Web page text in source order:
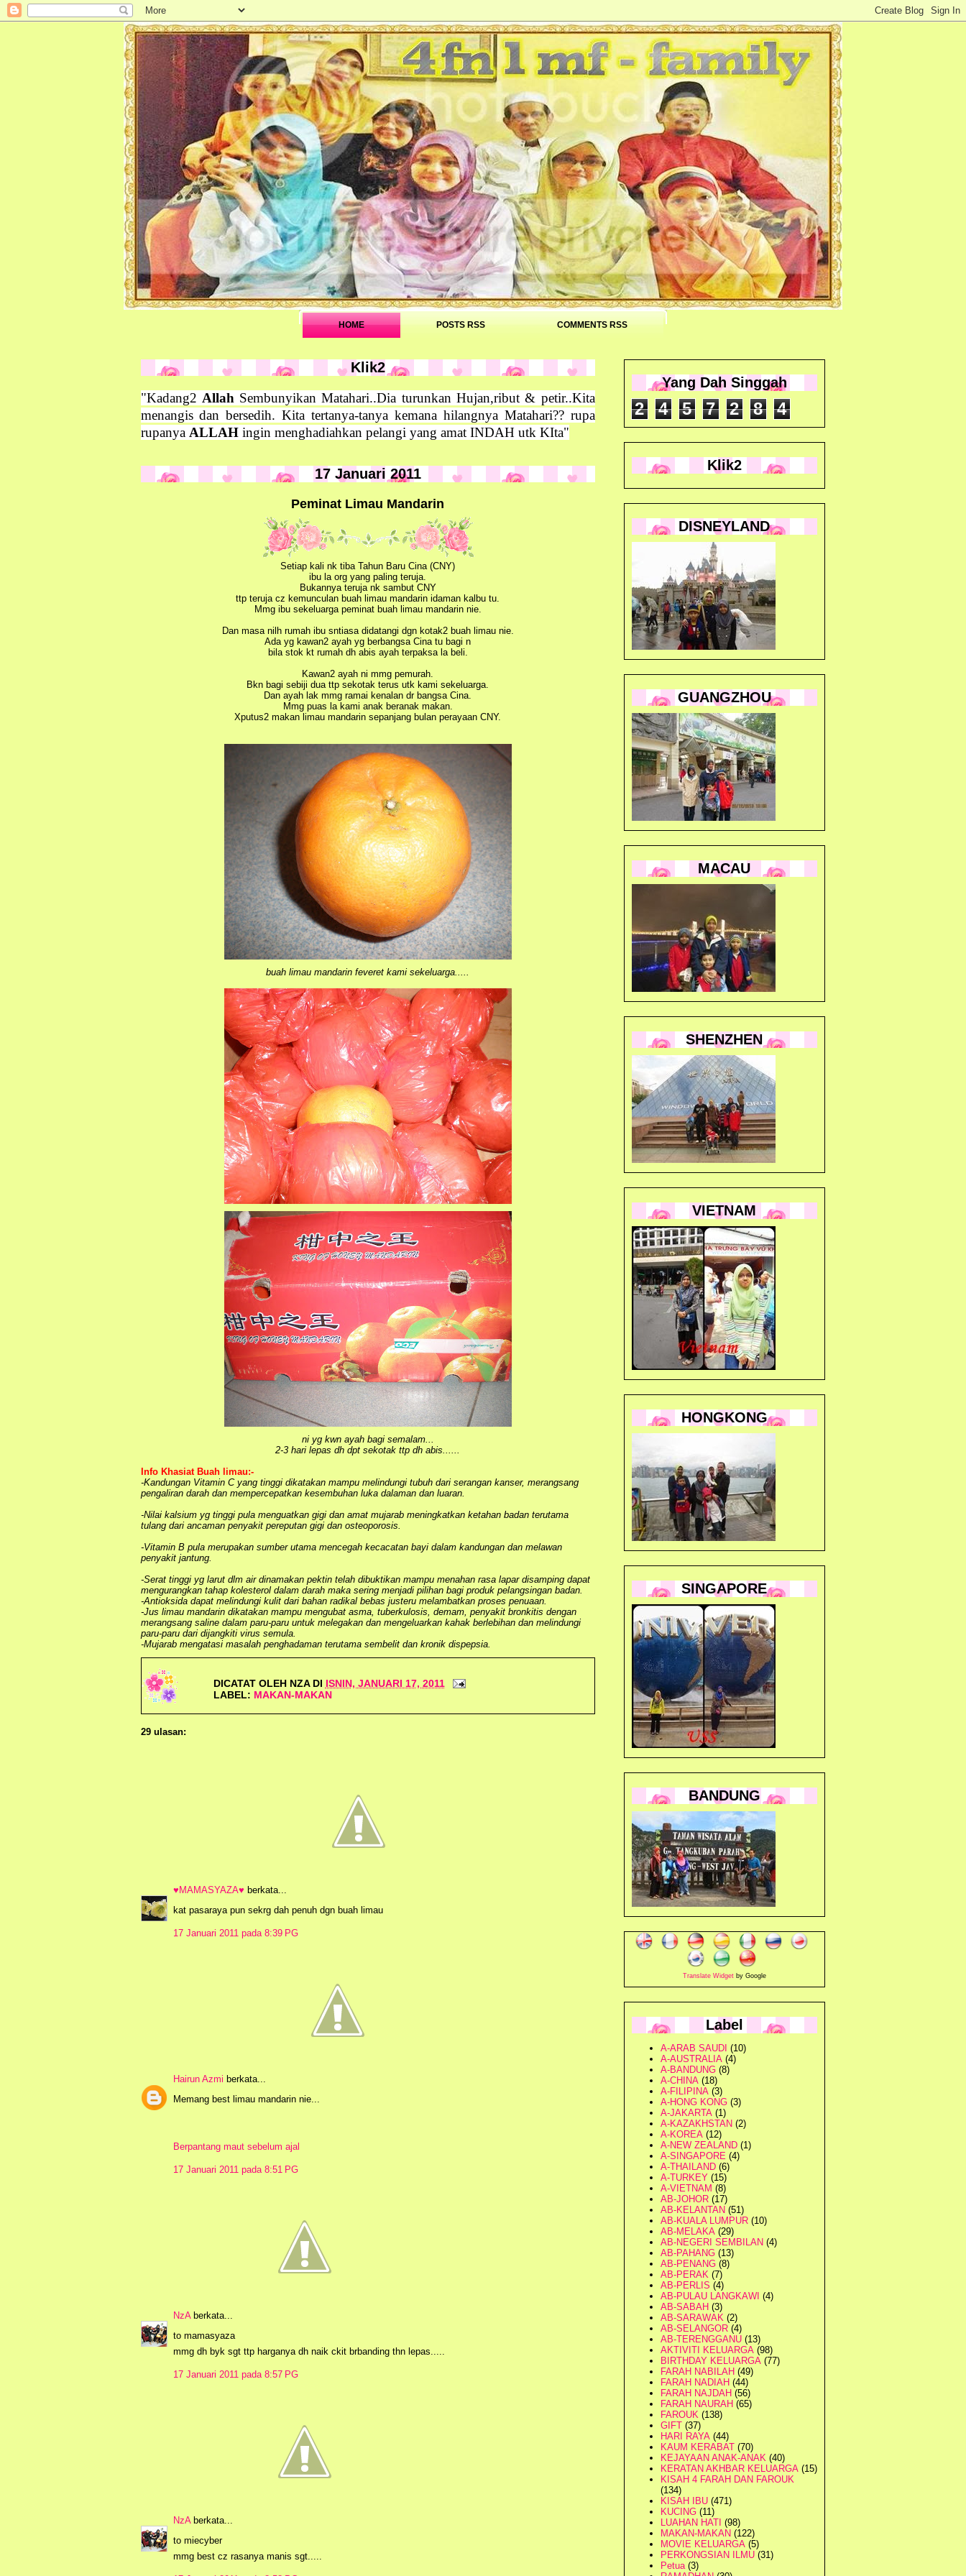
HOME POSTS RSS COMMENTS RSS
Klik2
‎"Kadang2 Allah Sembunyikan Matahari..Dia turunkan Hujan,ribut & petir..Kita
menangis dan bersedih. Kita tertanya-tanya kemana hilangnya Matahari?? rupa
rupanya ALLAHingin menghadiahkan pelangi yang amat INDAH utk KIta"
17 Januari 2011
Peminat Limau Mandarin
Setiap kali nk tiba Tahun Baru Cina (CNY)
ibu la org yang paling teruja.
Bukannya teruja nk sambut CNY
ttp teruja cz kemunculan buah limau mandarin idaman kalbu tu.
Mmg ibu sekeluarga peminat buah limau mandarin nie.
Dan masa nilh rumah ibu sntiasa didatangi dgn kotak2 buah limau nie.
Ada yg kawan2 ayah yg berbangsa Cina tu bagi n
bila stok kt rumah dh abis ayah terpaksa la beli.
Kawan2 ayah ni mmg pemurah.
Bkn bagi sebiji dua ttp sekotak terus utk kami sekeluarga.
Dan ayah lak mmg ramai kenalan dr bangsa Cina.
Mmg puas la kami anak beranak makan.
Xputus2 makan limau mandarin sepanjang bulan perayaan CNY.
buah limau mandarin feveret kami sekeluarga.....
ni yg kwn ayah bagi semalam...
2-3 hari lepas dh dpt sekotak ttp dh abis......
Info Khasiat Buah limau:-
-Kandungan Vitamin C yang tinggi dikatakan mampu melindungi tubuh dari serangan kanser, merangsang
pengaliran darah dan mempercepatkan kesembuhan luka dalaman dan luaran.
-Nilai kalsium yg tinggi pula menguatkan gigi dan amat mujarab meningkatkan ketahan badan terutama
tulang dari ancaman penyakit pereputan gigi dan osteoporosis.
-Vitamin B pula merupakan sumber utama mencegah kecacatan bayi dalam kandungan dan melawan
penyakit jantung.
-Serat tinggi yg larut dlm air dinamakan pektintelah dibuktikan mampu menahan rasa lapar disamping dapat
mengurangkan tahap kolesterol dalam darah maka sering menjadi pilihan bagi produk pelangsingan badan.
-Antioksida dapat melindungi kulit dari bahan radikal bebas justeru melambatkan proses penuaan.
-Jus limau mandarin dikatakan mampu mengubat asma, tuberkulosis, demam, penyakit bronkitis dengan
merangsang salinedalam paru-paru untuk melegakan dan mengeluarkan kahak berlebihan dan melindungi
paru-paru dari dijangkiti virus semula.
-Mujarab mengatasi masalah penghadaman terutama sembelit dan kronik dispepsia.
DICATAT OLEH NZA DI ISNIN, JANUARI 17, 2011
LABEL: MAKAN-MAKAN
29 ulasan:
♥MAMASYAZA♥ berkata...
kat pasaraya pun sekrg dah penuh dgn buah limau
17 Januari 2011 pada 8:39 PG
Hairun Azmi berkata...
Memang best limau mandarin nie...
Berpantang maut sebelum ajal
17 Januari 2011 pada 8:51 PG
NzAberkata...
to mamasyaza
mmg dh byk sgt ttp harganya dh naik ckit brbanding thn lepas.....
17 Januari 2011 pada 8:57 PG
NzAberkata...
to miecyber
mmg best cz rasanya manis sgt.....
Yang Dah Singgah
2 4 5 7 2 8 4
Klik2
DISNEYLAND
GUANGZHOU
MACAU
SHENZHEN
VIETNAM
HONGKONG
SINGAPORE
BANDUNG
Translate Widgetby Google
Label
A-ARAB SAUDI (10)
A-AUSTRALIA (4)
A-BANDUNG (8)
A-CHINA (18)
A-FILIPINA (3)
A-HONG KONG (3)
A-JAKARTA (1)
A-KAZAKHSTAN (2)
A-KOREA (12)
A-NEW ZEALAND (1)
A-SINGAPORE (4)
A-THAILAND (6)
A-TURKEY (15)
A-VIETNAM (8)
AB-JOHOR (17)
AB-KELANTAN (51)
AB-KUALA LUMPUR (10)
AB-MELAKA (29)
AB-NEGERI SEMBILAN (4)
AB-PAHANG (13)
AB-PENANG (8)
AB-PERAK (7)
AB-PERLIS (4)
AB-PULAU LANGKAWI (4)
AB-SABAH (3)
AB-SARAWAK (2)
AB-SELANGOR (4)
AB-TERENGGANU (13)
AKTIVITI KELUARGA (98)
BIRTHDAY KELUARGA (77)
FARAH NABILAH (49)
FARAH NADIAH (44)
FARAH NAJDAH (56)
FARAH NAURAH (65)
FAROUK (138)
GIFT (37)
HARI RAYA (44)
KAUM KERABAT (70)
KEJAYAAN ANAK-ANAK (40)
KERATAN AKHBAR KELUARGA (15)
KISAH 4 FARAH DAN FAROUK
(134)
KISAH IBU (471)
KUCING (11)
LUAHAN HATI (98)
MAKAN-MAKAN (122)
MOVIE KELUARGA (5)
PERKONGSIAN ILMU (31)
Petua (3)